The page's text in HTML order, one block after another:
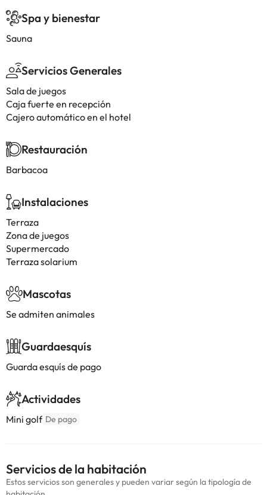
Spa y bienestar
Sauna
Servicios Generales
Sala de juegos
Caja fuerte en recepción
Cajero automático en el hotel
Restauración
Barbacoa
Instalaciones
Terraza
Zona de juegos
Supermercado
Terraza solarium
Mascotas
Se admiten animales
Guardaesquís
Guarda esquís de pago
Actividades
Mini golf De pago
Servicios de la habitación
Estos servicios son generales y pueden variar según la tipología de